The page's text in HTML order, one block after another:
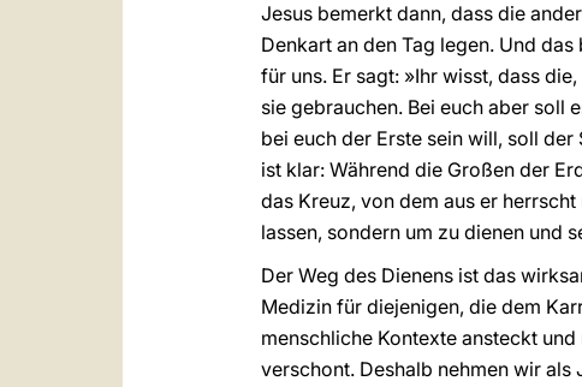
Jesus bemerkt dann, dass die
Denkart an den Tag legen. Und
für uns. Er sagt: »Ihr wisst, dass
sie gebrauchen. Bei euch aber soll
bei euch der Erste sein will, soll
ist klar: Während die Großen der
das Kreuz, von dem aus er
lassen, sondern um zu dienen und
Der Weg des Dienens ist das
Medizin für diejenigen, die dem
menschliche Kontexte ansteckt
verschont. Deshalb nehmen wir als